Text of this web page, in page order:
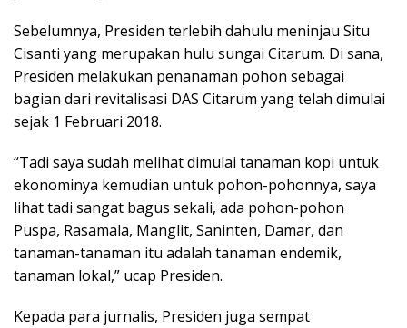
Sebelumnya, Presiden terlebih dahulu meninjau Situ
Cisanti yang merupakan hulu sungai Citarum. Di sana,
Presiden melakukan penanaman pohon sebagai
bagian dari revitalisasi DAS Citarum yang telah dimulai
sejak 1 Februari 2018.
“Tadi saya sudah melihat dimulai tanaman kopi untuk
ekonominya kemudian untuk pohon-pohonnya, saya
lihat tadi sangat bagus sekali, ada pohon-pohon
Puspa, Rasamala, Manglit, Saninten, Damar, dan
tanaman-tanaman itu adalah tanaman endemik,
tanaman lokal,” ucap Presiden.
Kepada para jurnalis, Presiden juga sempat